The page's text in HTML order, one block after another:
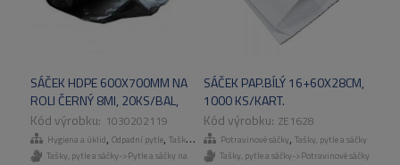
SÁČEK HDPE 600X700MM NA
ROLI ČERNÝ 8MI, 20KS/BAL,
50BAL/KART 1030202119
Hygiena a úklid, Odpadní pytle, Tašky, pytle a sáčky ,Odpadní pytle
Tašky, pytle a sáčky->Pytle a sáčky na
SÁČEK PAP.BÍLÝ 16+60X28CM,
1000 KS/KART.
ZE1628
Potravinové sáčky, Tašky, pytle a sáčky
Tašky, pytle a sáčky->Potravinové sáčky